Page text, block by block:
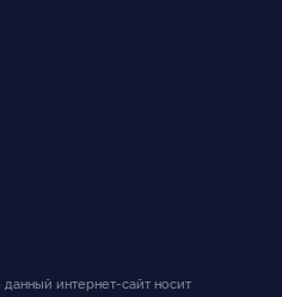
интернет-сайт носит